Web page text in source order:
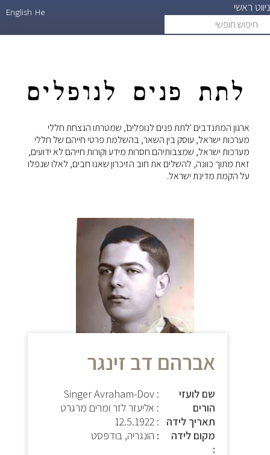
ניווט ראשי
חופשי
He
English
לתת פנים לנופלים
ארגון המתנדבים 'לתת פנים לנופלים', שמטרתו הנצחת חללי
מערכות ישראל, עוסק בין השאר, בהשלמת פרטי חייהם של חללי
מערכות ישראל, שמצבותיהם חסרות מידע וקורות חייהם לא ידועים,
זאת מתוך כוונה, להשלים את חוב הזיכרון שאנו חבים, לאלו שנפלו
על הקמת מדינת ישראל.
אברהם דב זינגר
שם לועזי
: Singer Avraham-Dov
הורים
: אליעזר לזר ומרים מרגרט
תאריך לידה
:
12.5.1922
מקום לידה
הונגריה, בודפסט